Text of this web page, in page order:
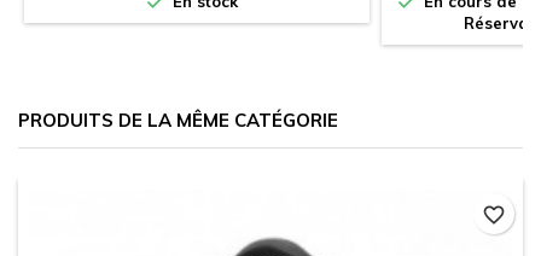
PRODUITS DE LA MÊME CATÉGORIE
favorite_border